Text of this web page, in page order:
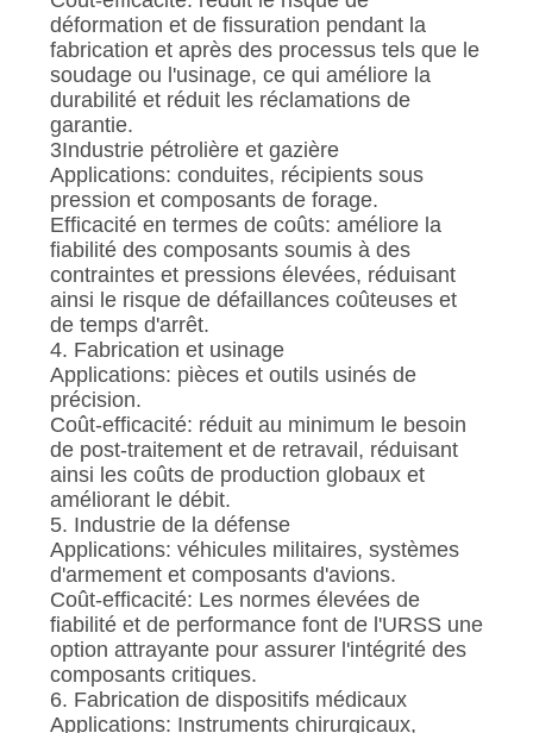
déformation et de fissuration pendant la
fabrication et après des processus tels que le
soudage ou l'usinage, ce qui améliore la
durabilité et réduit les réclamations de
garantie.
3Industrie pétrolière et gazière
Applications: conduites, récipients sous
pression et composants de forage.
Efficacité en termes de coûts: améliore la
fiabilité des composants soumis à des
contraintes et pressions élevées, réduisant
ainsi le risque de défaillances coûteuses et
de temps d'arrêt.
4. Fabrication et usinage
Applications: pièces et outils usinés de
précision.
Coût-efficacité: réduit au minimum le besoin
de post-traitement et de retravail, réduisant
ainsi les coûts de production globaux et
améliorant le débit.
5. Industrie de la défense
Applications: véhicules militaires, systèmes
d'armement et composants d'avions.
Coût-efficacité: Les normes élevées de
fiabilité et de performance font de l'URSS une
option attrayante pour assurer l'intégrité des
composants critiques.
6. Fabrication de dispositifs médicaux
Applications: Instruments chirurgicaux,